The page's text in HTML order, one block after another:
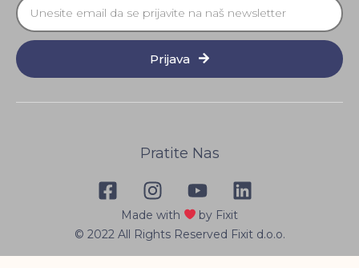
Prijava
Pratite Nas
Made with
by Fixit
© 2022 All Rights Reserved Fixit d.o.o.